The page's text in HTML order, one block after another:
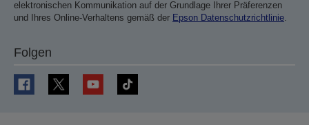
elektronischen Kommunikation auf der Grundlage Ihrer Präferenzen
und Ihres Online-Verhaltens gemäß der Epson Datenschutzrichtlinie.
Folgen